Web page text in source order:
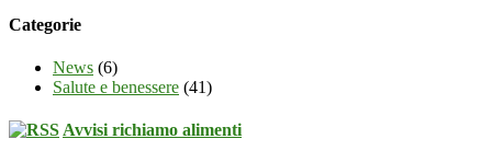
Categorie
News (6)
Salute e benessere (41)
Avvisi richiamo alimenti